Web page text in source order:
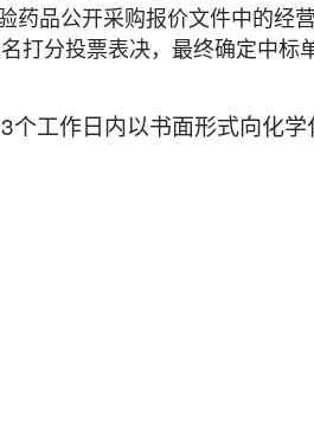
药品公开采购报价文件中的经
打分投票表决，最终确定中标
3个工作日内以书面形式向化学